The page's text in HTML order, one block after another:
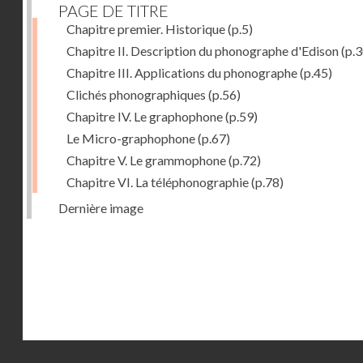
PAGE DE TITRE
Chapitre premier. Historique(p.5)
Chapitre II. Description du phonographe d'Edison
Chapitre III. Applications du phonographe(p.45)
Clichés phonographiques (p.56)
Chapitre IV. Le graphophone(p.59)
Le Micro-graphophone(p.67)
Chapitre V. Le grammophone(p.72)
Chapitre VI. La téléphonographie(p.78)
Dernière image